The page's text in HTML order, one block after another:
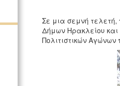
Σε μια σεμνή
Δήμων Ηρακλείου και
Πολιτιστικών